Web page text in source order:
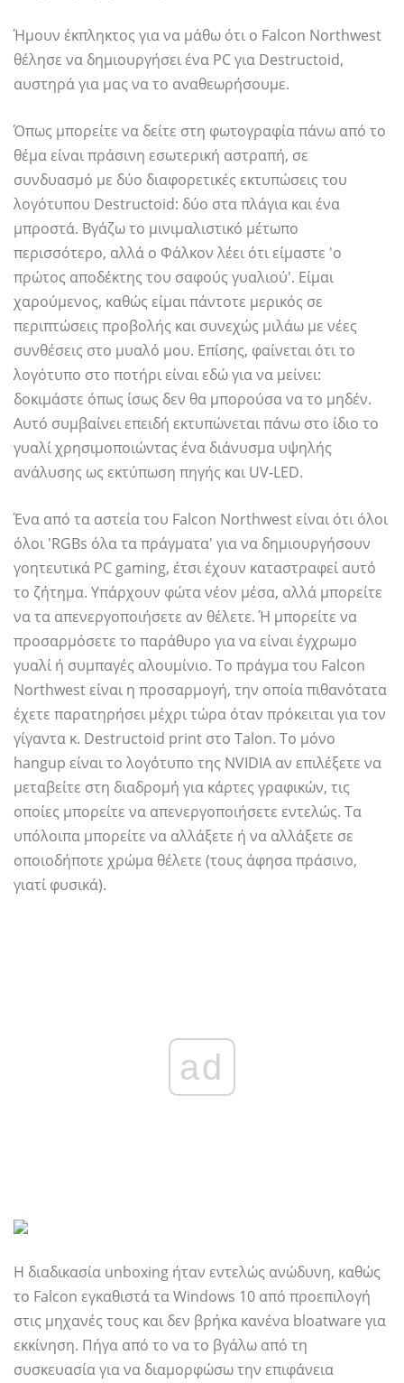
Ήμουν έκπληκτος για να μάθω ότι ο Falcon Northwest
θέλησε να δημιουργήσει ένα PC για Destructoid,
αυστηρά για μας να το αναθεωρήσουμε.
Όπως μπορείτε να δείτε στη φωτογραφία πάνω από το
θέμα είναι πράσινη εσωτερική αστραπή, σε
συνδυασμό με δύο διαφορετικές εκτυπώσεις του
λογότυπου Destructoid: δύο στα πλάγια και ένα
μπροστά. Βγάζω το μινιμαλιστικό μέτωπο
περισσότερο, αλλά ο Φάλκον λέει ότι είμαστε 'ο
πρώτος αποδέκτης του σαφούς γυαλιού'. Είμαι
χαρούμενος, καθώς είμαι πάντοτε μερικός σε
περιπτώσεις προβολής και συνεχώς μιλάω με νέες
συνθέσεις στο μυαλό μου. Επίσης, φαίνεται ότι το
λογότυπο στο ποτήρι είναι εδώ για να μείνει:
δοκιμάστε όπως ίσως δεν θα μπορούσα να το μηδέν.
Αυτό συμβαίνει επειδή εκτυπώνεται πάνω στο ίδιο το
γυαλί χρησιμοποιώντας ένα διάνυσμα υψηλής
ανάλυσης ως εκτύπωση πηγής και UV-LED.
Ένα από τα αστεία του Falcon Northwest είναι ότι όλοι
όλοι 'RGBs όλα τα πράγματα' για να δημιουργήσουν
γοητευτικά PC gaming, έτσι έχουν καταστραφεί αυτό
το ζήτημα. Υπάρχουν φώτα νέον μέσα, αλλά μπορείτε
να τα απενεργοποιήσετε αν θέλετε. Ή μπορείτε να
προσαρμόσετε το παράθυρο για να είναι έγχρωμο
γυαλί ή συμπαγές αλουμίνιο. Το πράγμα του Falcon
Northwest είναι η προσαρμογή, την οποία πιθανότατα
έχετε παρατηρήσει μέχρι τώρα όταν πρόκειται για τον
γίγαντα κ. Destructoid print στο Talon. Το μόνο
hangup είναι το λογότυπο της NVIDIA αν επιλέξετε να
μεταβείτε στη διαδρομή για κάρτες γραφικών, τις
οποίες μπορείτε να απενεργοποιήσετε εντελώς. Τα
υπόλοιπα μπορείτε να αλλάξετε ή να αλλάξετε σε
οποιοδήποτε χρώμα θέλετε (τους άφησα πράσινο,
γιατί φυσικά).
ad
Η διαδικασία unboxing ήταν εντελώς ανώδυνη, καθώς
το Falcon εγκαθιστά τα Windows 10 από προεπιλογή
στις μηχανές τους και δεν βρήκα κανένα bloatware για
εκκίνηση. Πήγα από το να το βγάλω από τη
συσκευασία για να διαμορφώσω την επιφάνεια